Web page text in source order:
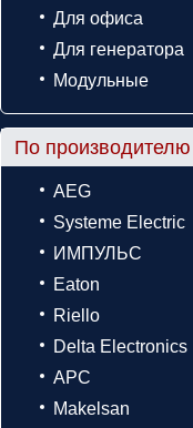
Для офиса
Для генератора
Модульные
По производителю
AEG
Systeme Electric
ИМПУЛЬС
Eaton
Riello
Delta Electronics
APC
Makelsan